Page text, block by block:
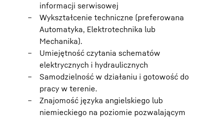
informacji serwisowej
Wykształcenie techniczne (preferowana
Automatyka, Elektrotechnika lub
Mechanika).
Umiejętność czytania schematów
elektrycznych i hydraulicznych
Samodzielność w działaniu i gotowość do
pracy w terenie.
Znajomość języka angielskiego lub
niemieckiego na poziomie pozwalającym